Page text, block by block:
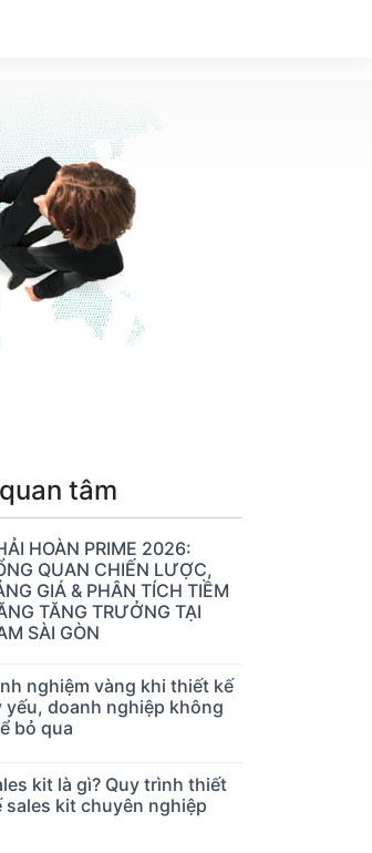
tâm
HOÀN PRIME 2026:
QUAN CHIẾN LƯỢC,
GIÁ & PHÂN TÍCH TIỀM
TĂNG TRƯỞNG TẠI
SÀI GÒN
nghiệm vàng khi thiết kế
yếu, doanh nghiệp không
bỏ qua
kit là gì? Quy trình thiết
sales kit chuyên nghiệp